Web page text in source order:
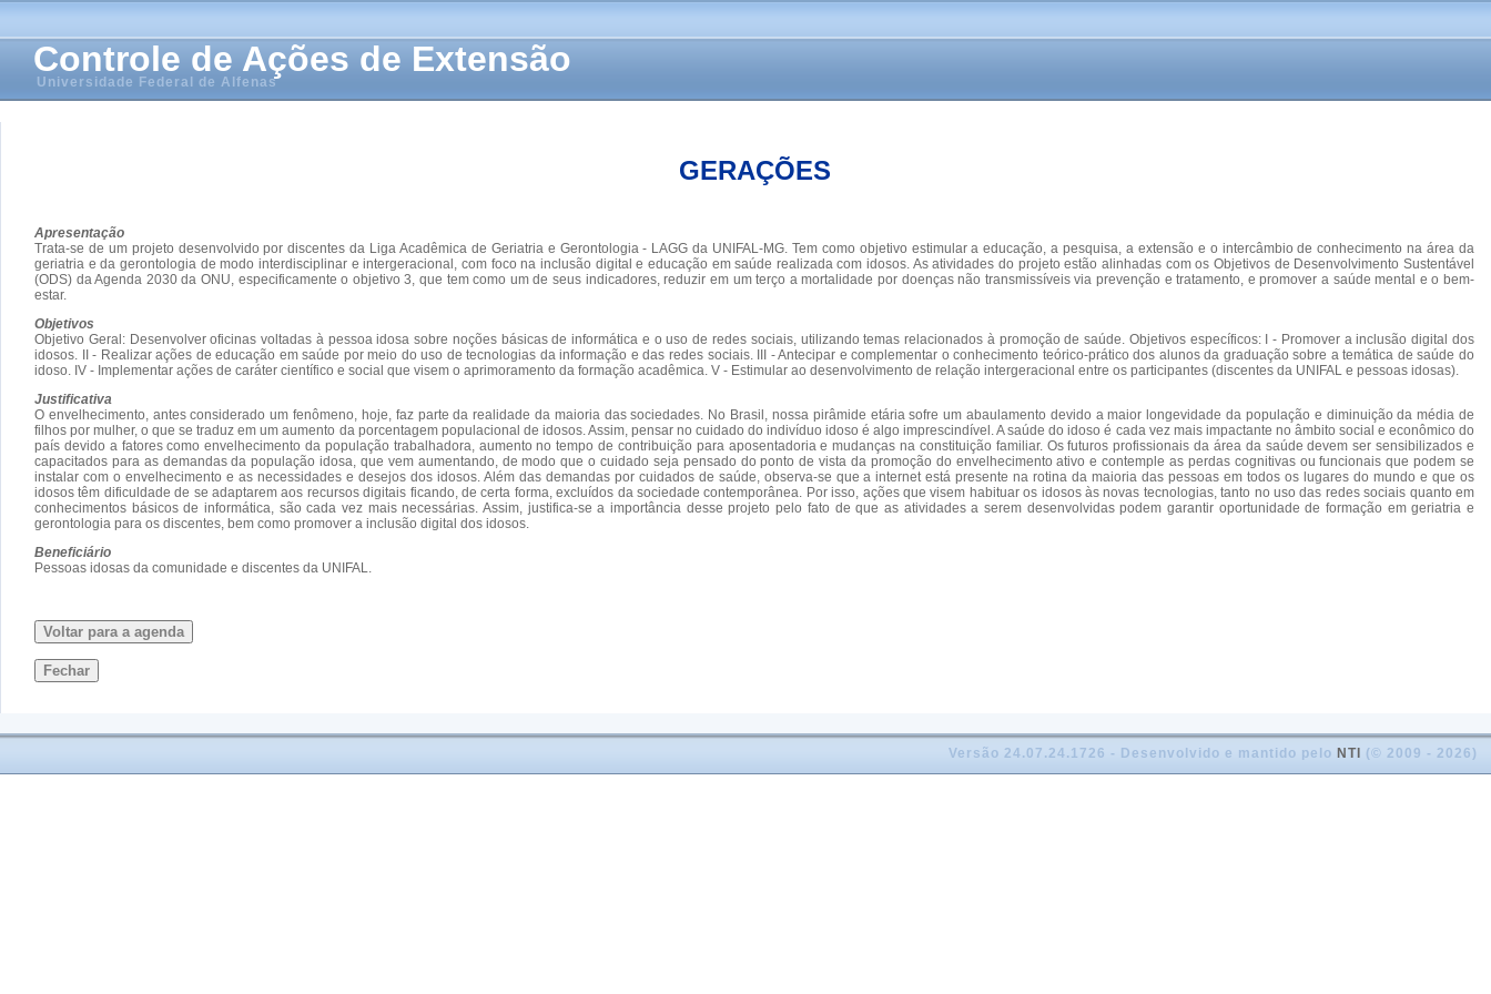
Controle de Ações de Extensão
Universidade Federal de Alfenas
GERAÇÕES
Apresentação
Trata-se de um projeto desenvolvido por discentes da Liga Acadêmica de Geriatria e Gerontologia - LAGG da UNIFAL-MG. Tem como objetivo estimular a educação, a pesquisa, a extensão e o intercâmbio de conhecimento na área da
geriatria e da gerontologia de modo interdisciplinar e intergeracional, com foco na inclusão digital e educação em saúde realizada com idosos. As atividades do projeto estão alinhadas com os Objetivos de Desenvolvimento Sustentável
(ODS) da Agenda 2030 da ONU, especificamente o objetivo 3, que tem como um de seus indicadores, reduzir em um terço a mortalidade por doenças não transmissíveis via prevenção e tratamento, e promover a saúde mental e o bem-
estar.
Objetivos
Objetivo Geral: Desenvolver oficinas voltadas à pessoa idosa sobre noções básicas de informática e o uso de redes sociais, utilizando temas relacionados à promoção de saúde. Objetivos específicos: I - Promover a inclusão digital dos
idosos. II - Realizar ações de educação em saúde por meio do uso de tecnologias da informação e das redes sociais. III - Antecipar e complementar o conhecimento teórico-prático dos alunos da graduação sobre a temática de saúde do
idoso. IV - Implementar ações de caráter científico e social que visem o aprimoramento da formação acadêmica. V - Estimular ao desenvolvimento de relação intergeracional entre os participantes (discentes da UNIFAL e pessoas idosas).
Justificativa
O envelhecimento, antes considerado um fenômeno, hoje, faz parte da realidade da maioria das sociedades. No Brasil, nossa pirâmide etária sofre um abaulamento devido a maior longevidade da população e diminuição da média de
filhos por mulher, o que se traduz em um aumento da porcentagem populacional de idosos. Assim, pensar no cuidado do indivíduo idoso é algo imprescindível. A saúde do idoso é cada vez mais impactante no âmbito social e econômico do
país devido a fatores como envelhecimento da população trabalhadora, aumento no tempo de contribuição para aposentadoria e mudanças na constituição familiar. Os futuros profissionais da área da saúde devem ser sensibilizados e
capacitados para as demandas da população idosa, que vem aumentando, de modo que o cuidado seja pensado do ponto de vista da promoção do envelhecimento ativo e contemple as perdas cognitivas ou funcionais que podem se
instalar com o envelhecimento e as necessidades e desejos dos idosos. Além das demandas por cuidados de saúde, observa-se que a internet está presente na rotina da maioria das pessoas em todos os lugares do mundo e que os
idosos têm dificuldade de se adaptarem aos recursos digitais ficando, de certa forma, excluídos da sociedade contemporânea. Por isso, ações que visem habituar os idosos às novas tecnologias, tanto no uso das redes sociais quanto em
conhecimentos básicos de informática, são cada vez mais necessárias. Assim, justifica-se a importância desse projeto pelo fato de que as atividades a serem desenvolvidas podem garantir oportunidade de formação em geriatria e
gerontologia para os discentes, bem como promover a inclusão digital dos idosos.
Beneficiário
Pessoas idosas da comunidade e discentes da UNIFAL.
Voltar para a agenda
Fechar
Versão 24.07.24.1726 - Desenvolvido e mantido pelo NTI (© 2009 - 2026)